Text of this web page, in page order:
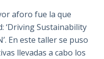
aforo fue la que
‘Driving Sustainability
En este taller se puso
llevadas a cabo los